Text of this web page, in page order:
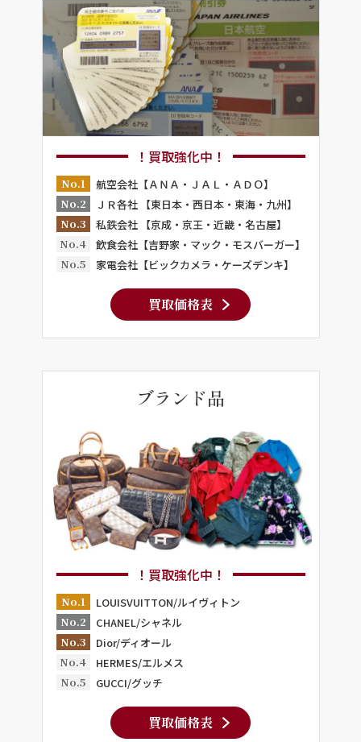
！買取強化中！
No.1
航空会社【ＡＮＡ・ＪＡＬ・ＡＤＯ】
No.2
ＪＲ各社 【東日本・西日本・東海・九州】
No.3
私鉄会社 【京成・京王・近畿・名古屋】
No.4
飲食会社【吉野家・マック・モスバーガー】
No.5
家電会社【ビックカメラ・ケーズデンキ】
買取価格表
ブランド品
！買取強化中！
No.1
LOUISVUITTON/ルイヴィトン
No.2
CHANEL/シャネル
No.3
Dior/ディオール
No.4
HERMES/エルメス
No.5
GUCCI/グッチ
買取価格表